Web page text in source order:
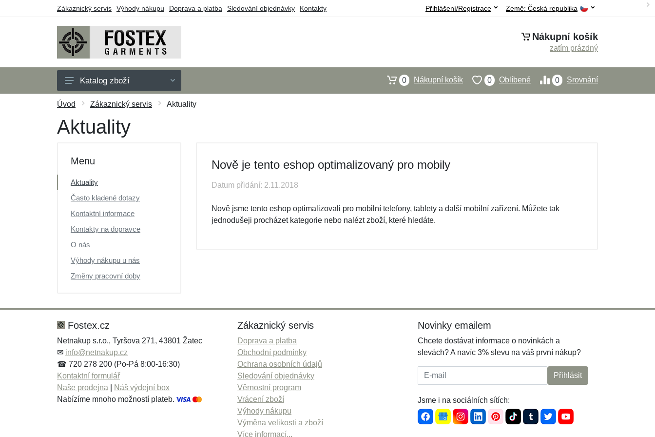
Zákaznický servis Výhody nákupu Doprava a platba Sledování objednávky Kontakty Země: Česká republika
Přihlášení/Registrace
Nákupní košík
zatím prázdný
Pánské
Dětské
Výprodej
Katalog zboží 0 Srovnání
0 Oblíbené
0 Nákupní košík
Úvod Zákaznický servis Aktuality
Aktuality
Menu
Aktuality
Často kladené dotazy
Kontaktní informace
Kontakty na dopravce
O nás
Výhody nákupu u nás
Změny pracovní doby
Nově je tento eshop optimalizovaný pro mobily
Datum přidání: 2.11.2018
Nově jsme tento eshop optimalizovali pro mobilní telefony, tablety a další mobilní zařízení. Můžete tak
jednodušeji procházet kategorie nebo nalézt zboží, které hledáte.
Fostex.cz
Netnakup s.r.o., Tyršova 271, 43801 Žatec
✉ info@netnakup.cz
☎ 720 278 200 (Po-Pá 8:00-16:30)
Kontaktní formulář
Naše prodejna
Náš výdejní box
Nabízíme mnoho možností plateb.
Zákaznický servis
Doprava a platba
Obchodní podmínky
Ochrana osobních údajů
Sledování objednávky
Věrnostní program
Vrácení zboží
Výhody nákupu
Výměna velikosti a zboží
Více informací...
Novinky emailem
Chcete dostávat informace o novinkách a
slevách? A navíc 3% slevu na váš první nákup?
E-mail: Přihlásit
Jsme i na sociálních sítích: